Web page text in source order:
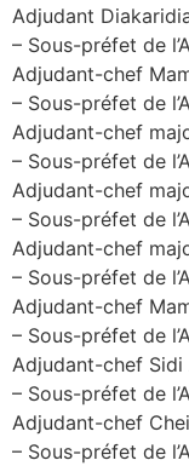
Adjudant
– Sous-préfet de
Adjudant-chef
– Sous-préfet de
Adjudant-chef
– Sous-préfet de
Adjudant-chef
– Sous-préfet de
Adjudant-chef
– Sous-préfet de
Adjudant-chef
– Sous-préfet de
Adjudant-chef Sidi
– Sous-préfet de
Adjudant-chef
– Sous-préfet de